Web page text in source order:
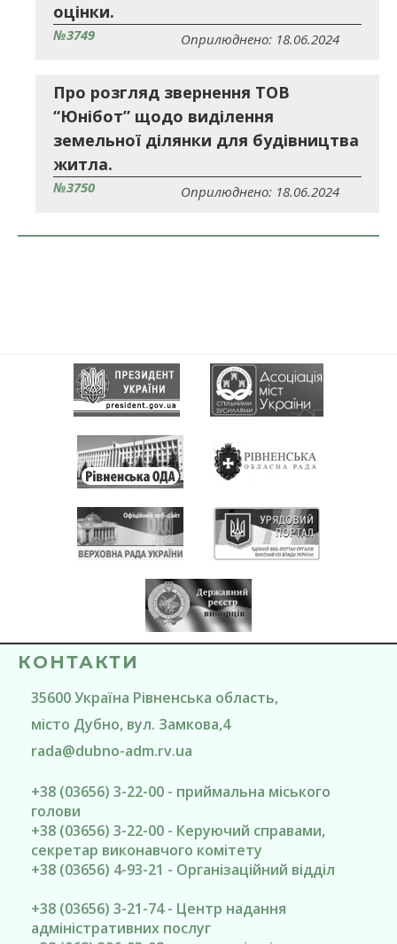
оцінки.
№3749 Оприлюднено: 18.06.2024
Про розгляд звернення ТОВ
“Юнібот” щодо виділення
земельної ділянки для будівництва
житла.
№3750 Оприлюднено: 18.06.2024
КОНТАКТИ
35600Україна Рівненська область,
місто Дубно, вул. Замкова,4
rada@dubno-adm.rv.ua
+38 (03656) 3-22-00 - приймальна міського
голови
+38 (03656) 3-22-00 - Керуючий справами,
секретар виконавчого комітету
+38 (03656) 4-93-21 - Організаційний відділ
+38 (03656) 3-21-74 - Центр надання
адміністративних послуг